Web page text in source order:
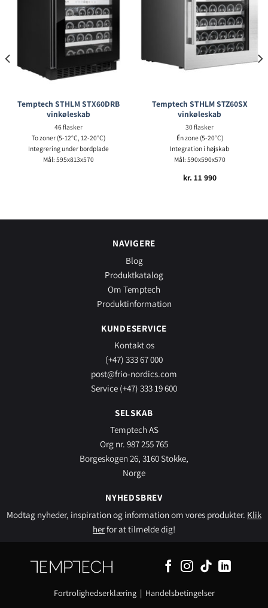
Temptech STHLM STX60DRB
vinkøleskab
46 flasker
To zoner (5-12°C, 12-20°C)
Integrering under bordplade
Mål: 595x813x570
Temptech STHLM STZ60SX
vinkøleskab
30 flasker
Én zone (5-20°C)
Integration i højskab
Mål: 590x590x570
kr. 11 990
NAVIGERE
Blog
Produktkatalog
Om Temptech
Produktinformation
KUNDESERVICE
Kontakt os
(+47) 333 67 000
post@frio-nordics.com
Service (+47) 333 19 600
SELSKAB
Temptech AS
Org nr. 987 255 765
Borgeskogen 26, 3160 Stokke,
Norge
NYHEDSBREV
Modtag nyheder, inspiration og information om vores produkter. Klik
herfor at tilmelde dig!
Fortrolighedserklæring| Handelsbetingelser